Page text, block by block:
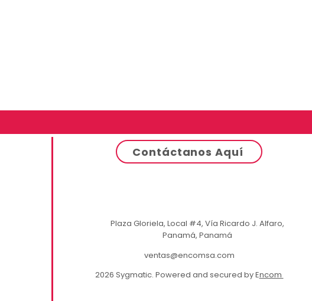
Contáctanos Aquí
Plaza Gloriela, Local #4, Vía Ricardo J. Alfaro,
Panamá, Panamá
ventas@encomsa.com
2026 Sygmatic. Powered and secured by Encom